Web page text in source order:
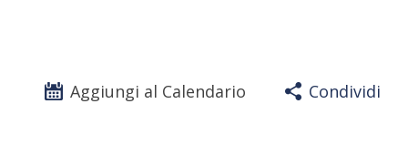
Aggiungi al Calendario Condividi